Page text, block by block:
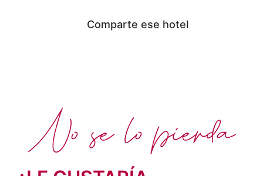
Comparte ese hotel
No se lo pierda